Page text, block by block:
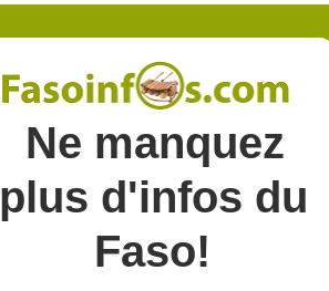
Ne manquez
plus d'infos du
Faso!